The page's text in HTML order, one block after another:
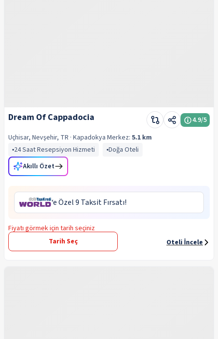
Dream Of Cappadocia 4.9/5
Uçhisar, Nevşehir, TR · Kapadokya Merkez: 5.1 km
24 Saat Resepsiyon Hizmeti
Doğa Oteli
Akıllı Özet
‘e Özel 9 Taksit Fırsatı!
Fiyatı görmek için tarih seçiniz
Tarih Seç
Oteli İncele